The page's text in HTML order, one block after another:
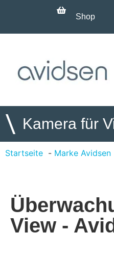
Shop
\ Kamera für
Startseite Marke Avidsen
View -